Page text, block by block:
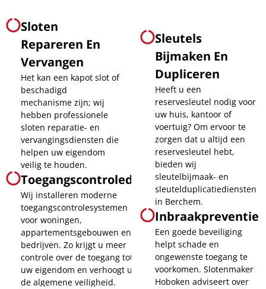
Sloten
Repareren En
Vervangen
Het kan een kapot slot of
beschadigd
mechanisme zijn; wij
hebben professionele
sloten reparatie- en
vervangingsdiensten die
helpen uw eigendom
veilig te houden.
Toegangscontrolediensten
Wij installeren moderne
toegangscontrolesystemen
voor woningen,
appartementsgebouwen en
bedrijven. Zo krijgt u meer
controle over de toegang tot
uw eigendom en verhoogt u
de algemene veiligheid.
Sleutels
Bijmaken En
Dupliceren
Heeft u een
reservesleutel nodig voor
uw huis, kantoor of
voertuig? Om ervoor te
zorgen dat u altijd een
reservesleutel hebt,
bieden wij
sleutelbijmaak- en
sleutelduplicatiediensten
in Berchem.
Inbraakpreventie
Een goede beveiliging
helpt schade en
ongewenste toegang te
voorkomen. Slotenmaker
Hoboken adviseert over